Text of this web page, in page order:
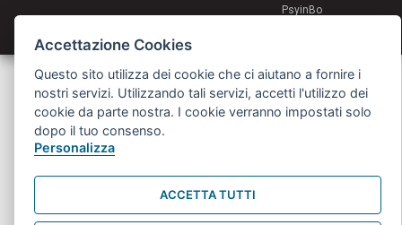
PsyinBo
Servizi per i giovani - Scambi e soggiorni all'estero
Comune di Bologna | Piazza Maggiore 6 - 40124 Bologna
giovani@comune.bologna.it
Accettazione Cookies
Questo sito utilizza dei cookie che ci aiutano a fornire i
nostri servizi. Utilizzando tali servizi, accetti l'utilizzo dei
cookie da parte nostra. I cookie verranno impostati solo
dopo il tuo consenso.
Personalizza
ACCETTA TUTTI